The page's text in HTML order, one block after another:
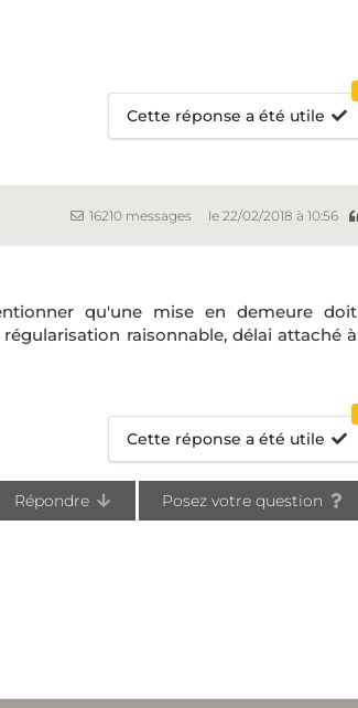
Cette réponse a été utile
16210 messages le 22/02/2018 à 10:56
qu'une mise en demeure doit
raisonnable, délai attaché à
Cette réponse a été utile
Répondre Posez votre question